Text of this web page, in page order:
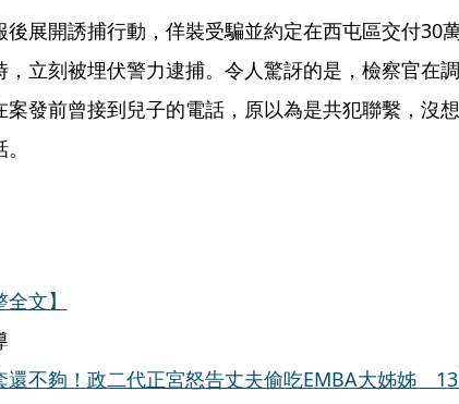
後展開誘捕行動，佯裝受騙並約定在西屯區交付30
，立刻被埋伏警力逮捕。令人驚訝的是，檢察官在
案發前曾接到兒子的電話，原以為是共犯聯繫，沒
文】
還不夠！政二代正宮怒告丈夫偷吃EMBA大姊姊